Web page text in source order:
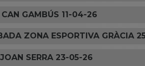
GAMBÚS 11-04-26
ZONA ESPORTIVA GRÀCIA
SERRA 23-05-26